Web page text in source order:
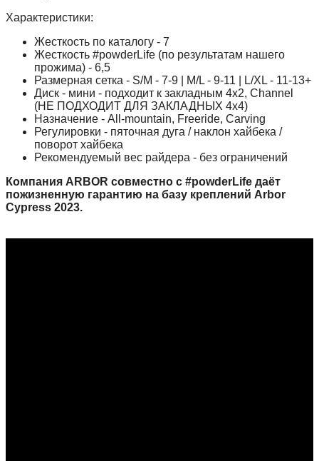
Характеристики:
Жесткость по каталогу - 7
Жесткость #powderLife (по результатам нашего
прожима) - 6,5
Размерная сетка - S/M - 7-9 | M/L - 9-11 | L/XL - 11-13+
Диск - мини - подходит к закладным 4x2, Channel
(НЕ ПОДХОДИТ ДЛЯ ЗАКЛАДНЫХ 4х4)
Назначение - All-mountain, Freeride, Carving
Регулировки - пяточная дуга / наклон хайбека /
поворот хайбека
Рекомендуемый вес райдера - без ограничений
Компания ARBOR совместно с #powderLife даёт
пожизненную гарантию на базу креплений Arbor
Cypress 2023.